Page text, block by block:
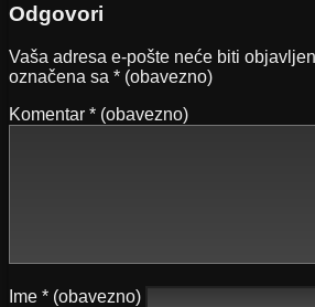
Odgovori
Vaša adresa e-pošte neće biti
označena sa * (obavezno)
Komentar * (obavezno)
Ime * (obavezno)